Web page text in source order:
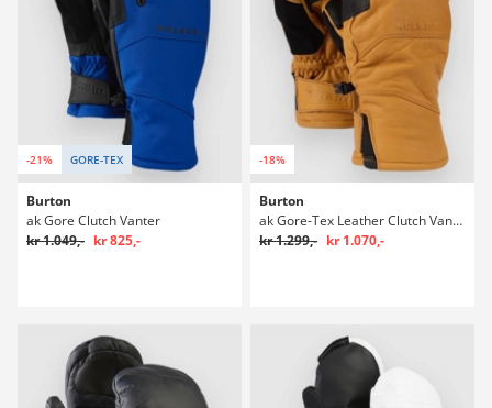
-21% GORE-TEX
Burton
ak Gore Clutch Vanter
kr 1.049,- kr 825,-
-18%
Burton
ak Gore-Tex Leather Clutch Vanter
kr 1.299,- kr 1.070,-